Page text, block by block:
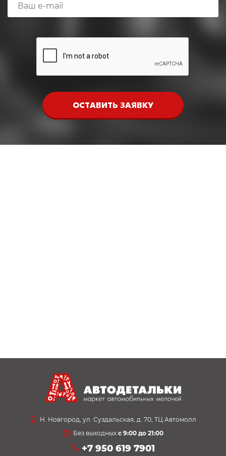
ОСТАВИТЬ ЗАЯВКУ
Н. Новгород, ул. Суздальская, д. 70, ТЦ Автомолл
Без выходных с 9:00 до 21:00
+7 950 619 7901